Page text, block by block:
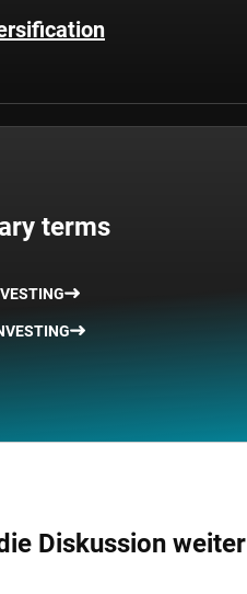
terms
Diskussion weiter